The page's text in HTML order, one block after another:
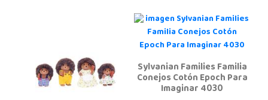
Sylvanian Families Familia
Conejos Cotón Epoch Para
Imaginar 4030